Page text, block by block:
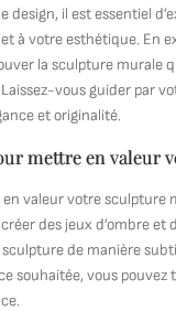
design, il est essentiel
à votre esthétique. En
la sculpture murale
vous guider par
et originalité.
mettre en valeur
valeur votre
des jeux d’ombre
de manière
souhaitée, vous